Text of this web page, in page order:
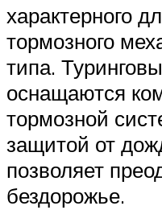
характерного
тормозного
типа.
оснащаются
тормозной
защитой от
позволяет
бездорожье.